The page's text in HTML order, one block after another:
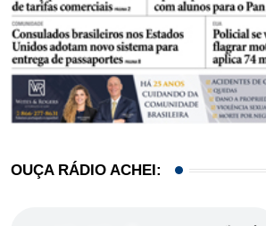
OUÇA RÁDIO ACHEI: